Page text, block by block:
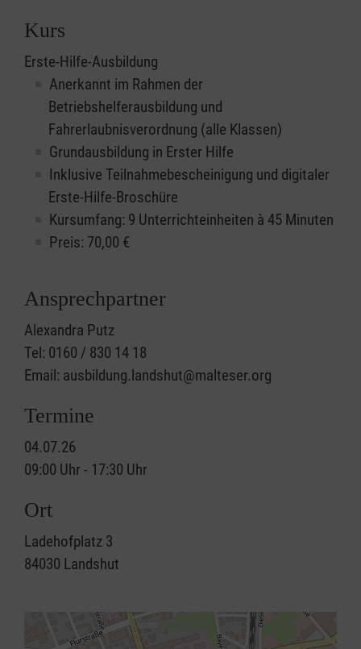
Kurs
Erste-Hilfe-Ausbildung
Anerkannt im Rahmen der
Betriebshelferausbildung und
Fahrerlaubnisverordnung (alle Klassen)
Grundausbildung in Erster Hilfe
Inklusive Teilnahmebescheinigung und digitaler
Erste-Hilfe-Broschüre
Kursumfang: 9 Unterrichteinheiten à 45 Minuten
Preis: 70,00 €
Ansprechpartner
Alexandra Putz
Tel: 0160 / 830 14 18
Email: ausbildung.landshut@malteser.org
Termine
04.07.26
09:00 Uhr - 17:30 Uhr
Ort
Ladehofplatz 3
84030 Landshut